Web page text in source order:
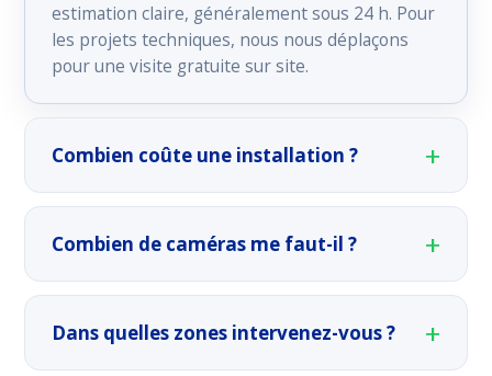
estimation claire, généralement sous 24 h. Pour
les projets techniques, nous nous déplaçons
pour une visite gratuite sur site.
Combien coûte une installation ?
Combien de caméras me faut-il ?
Dans quelles zones intervenez-vous ?